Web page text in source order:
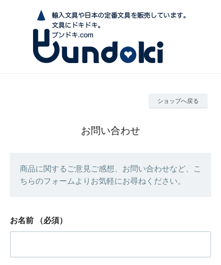
ショップへ戻る
お問い合わせ
商品に関するご意見ご感想、お問い合わせなど、こ
ちらのフォームよりお気軽にお尋ねください。
お名前 （必須）